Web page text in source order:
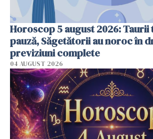
Horoscop 5 august 2026: Taurii
pauză, Săgetătorii au noroc în
previziuni complete
04 AUGUST 2026